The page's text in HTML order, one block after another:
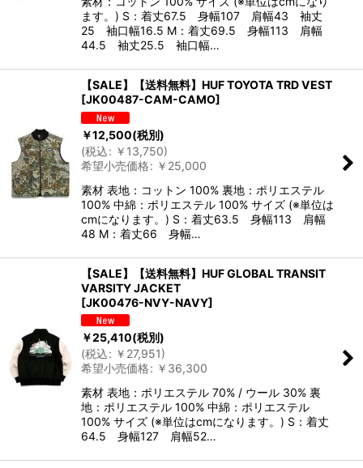
ます。) S：着丈67.5 身幅107 肩幅43 袖丈
25 袖口幅16.5 M：着丈69.5 身幅113 肩幅
44.5 袖丈25.5 袖口幅…
【SALE】【送料無料】HUF TOYOTA TRD VEST
[JK00487-CAM-CAMO]
￥12,500(税別)
(税込: ￥ 13,750)
希望小売価格: ￥ 25,000
素材 表地：コットン 100% 裏地：ポリエステル
100% 中綿：ポリエステル 100% サイズ (※単位は
cmになります。) S：着丈63.5 身幅113 肩幅
48 M：着丈66 身幅…
【SALE】【送料無料】HUF GLOBAL TRANSIT
VARSITY JACKET
[JK00476-NVY-NAVY]
￥25,410(税別)
(税込: ￥ 27,951)
希望小売価格: ￥ 36,300
素材 表地：ポリエステル 70% / ウール 30% 裏
地：ポリエステル 100% 中綿：ポリエステル
100% サイズ (※単位はcmになります。) S：着丈
64.5 身幅127 肩幅52…